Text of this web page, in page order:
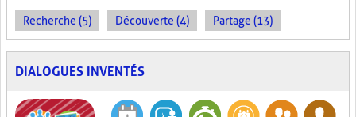
Recherche (5) Découverte (4) Partage (13)
DIALOGUES INVENTÉS